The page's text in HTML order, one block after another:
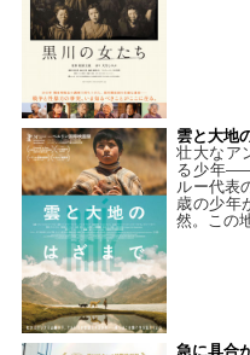
雲と大地
壮大なア
る少年
ルー代表
歳の少年
然。この
急に具合